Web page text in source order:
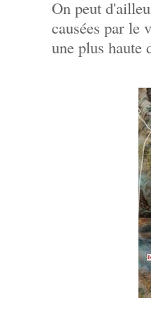
On peut
causées par le
une plus haute